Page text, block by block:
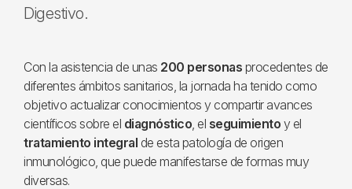
Digestivo.
Con la asistencia de unas 200 personas procedentes de
diferentes ámbitos sanitarios, la jornada ha tenido como
objetivo actualizar conocimientos y compartir avances
científicos sobre el diagnóstico, el seguimiento y el
tratamiento integral de esta patología de origen
inmunológico, que puede manifestarse de formas muy
diversas.